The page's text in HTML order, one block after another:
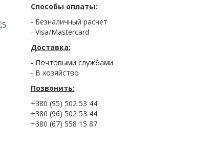
Способы оплаты:
- Безналичный расчет
- Visa/Mastercard
Доставка:
- Почтовыми службами
- В хозяйство
Позвонить:
+380 (95) 502 53 44
+380 (96) 502 53 44
+380 (67) 558 15 87